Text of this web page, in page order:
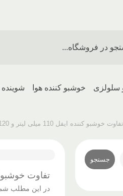
سلولزی خوشبو کننده هوا
تفاوت خوشبو کننده ایفل 110 میلی لیتر و 120 میلی لیتر
تفاوت خوشبو کننده ایفل 110
در این مطلب
جستجو